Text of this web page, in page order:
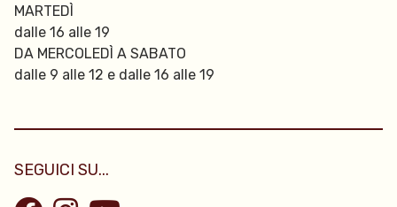
MARTEDÌ
dalle 16 alle 19
DA MERCOLEDÌ A SABATO
dalle 9 alle 12 e dalle 16 alle 19
SEGUICI SU...